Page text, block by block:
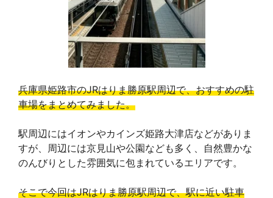
兵庫県姫路市のJRはりま勝原駅周辺で、おすすめの駐
車場をまとめてみました。
駅周辺にはイオンやカインズ姫路大津店などがありま
すが、周辺には京見山や公園なども多く、自然豊かな
のんびりとした雰囲気に包まれているエリアです。
そこで今回はJRはりま勝原駅周辺で、駅に近い駐車